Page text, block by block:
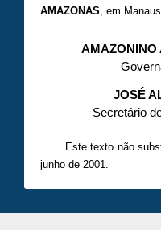
AMAZONAS , em
AMAZONINO
JOSÉ
Secretário
Este texto não
junho de 2001.